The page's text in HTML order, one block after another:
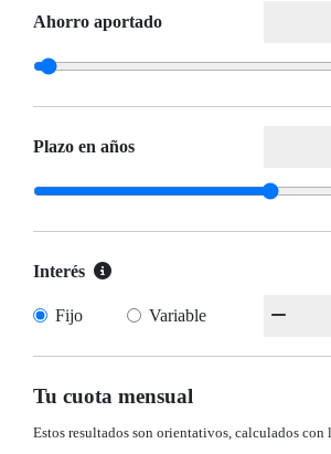
Ahorro aportado
Plazo en años
Interés
Fijo Variable
Tu cuota mensual
Estos resultados son orientativos, calculados con